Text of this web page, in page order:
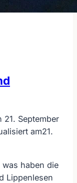
21. September
am21.
haben die
Lippenlesen